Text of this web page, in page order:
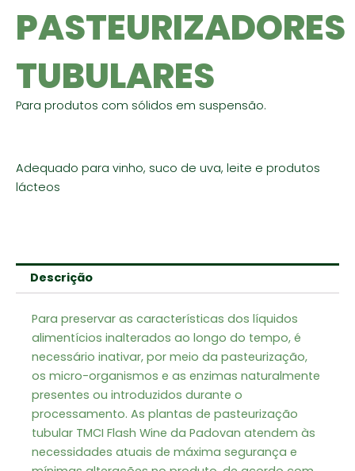
PASTEURIZADORES
TUBULARES
Para produtos com sólidos em suspensão.
Adequado para vinho, suco de uva, leite e produtos
lácteos
Descrição
Para preservar as características dos líquidos
alimentícios inalterados ao longo do tempo, é
necessário inativar, por meio da pasteurização,
os micro-organismos e as enzimas naturalmente
presentes ou introduzidos durante o
processamento. As plantas de pasteurização
tubular TMCI Flash Wine da Padovan atendem às
necessidades atuais de máxima segurança e